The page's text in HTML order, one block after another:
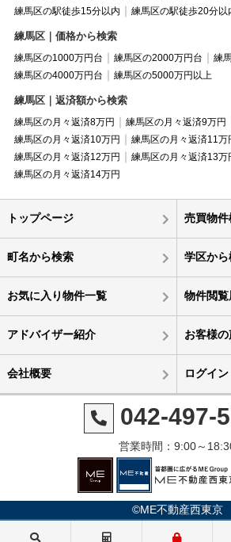
練馬区の駅徒歩15分以内
練馬区の駅徒歩20分以
練馬区｜価格から検索
練馬区の1000万円台 練馬区の2000万円台
練
練馬区の4000万円台
練馬区の5000万円以上
練馬区｜返済額から検索
練馬区の月々返済8万円
練馬区の月々返済9万円
練馬区の月々返済10万円
練馬区の月々返済11万
練馬区の月々返済12万円
練馬区の月々返済13万
練馬区の月々返済14万円
トップページ 売買物件
町名から検索 学区から
お気に入り物件一覧 物件閲覧
アドバイザー紹介 お客様の
会社概要 ログイン
042-497-
営業時間：9:00～
©ME不動産西東京